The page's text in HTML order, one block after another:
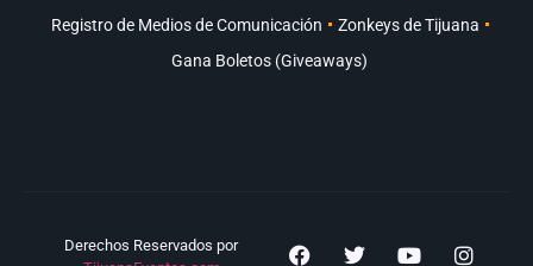
Registro de Medios de Comunicación
Zonkeys de Tijuana
Gana Boletos (Giveaways)
Derechos Reservados por